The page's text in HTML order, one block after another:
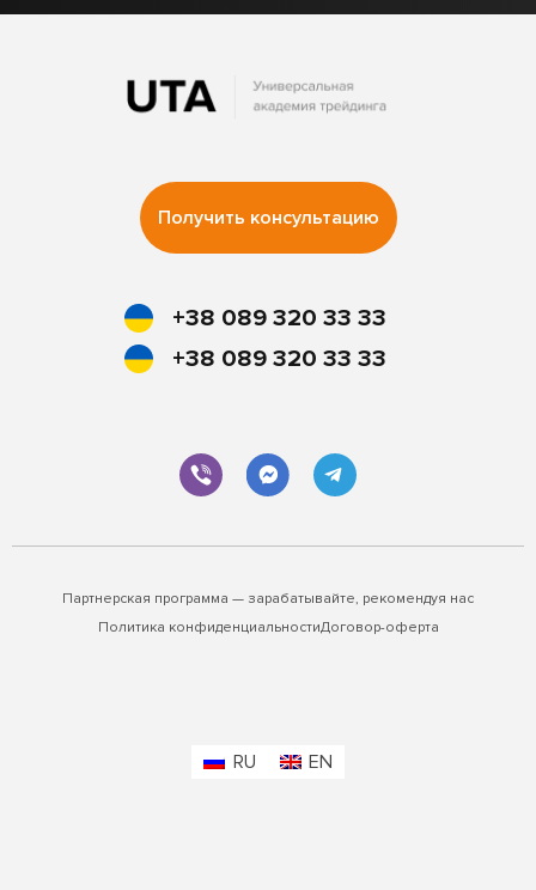
Получить консультацию
+38 089 320 33 33
+38 089 320 33 33
Партнерская программа — зарабатывайте, рекомендуя нас
Политика конфиденциальностиДоговор-оферта
RU EN